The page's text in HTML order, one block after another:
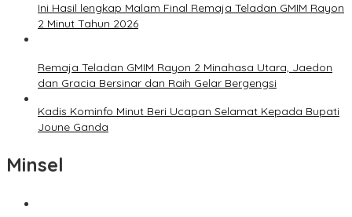
Ini Hasil lengkap Malam Final Remaja Teladan GMIM Rayon
2 Minut Tahun 2026
Remaja Teladan GMIM Rayon 2 Minahasa Utara, Jaedon
dan Gracia Bersinar dan Raih Gelar Bergengsi
Kadis Kominfo Minut Beri Ucapan Selamat Kepada Bupati
Joune Ganda
Minsel